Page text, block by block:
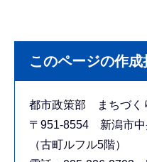
このページの作成
都市政策部 まちづく
〒951-8554 新潟市中
（古町ルフル5階）